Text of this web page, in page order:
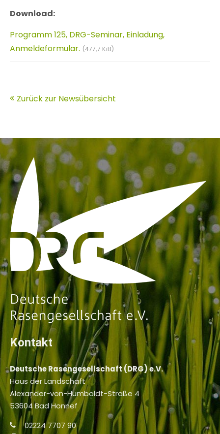
Download:
Programm 125, DRG-Seminar, Einladung,
Anmeldeformular. (477,7 KiB)
Zurück zur Newsübersicht
Kontakt
Deutsche Rasengesellschaft (DRG) e.V.
Haus der Landschaft
Alexander-von-Humboldt-Straße 4
53604 Bad Honnef
02224 7707 90